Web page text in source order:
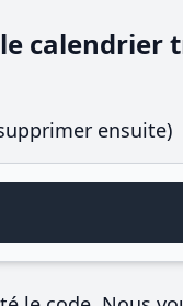
calendrier
ensuite)